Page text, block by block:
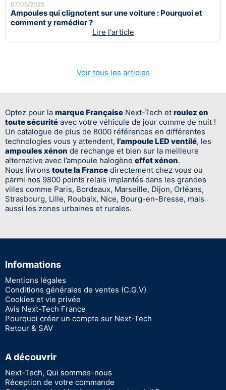
07/05/2025
Ampoules qui clignotent sur une voiture : Pourquoi et
comment y remédier ?
Lire l'article
Voir tous les articles
Optez pour la marque Française Next-Tech et roulez en
toute sécurité avec votre véhicule de jour comme de nuit !
Un catalogue de plus de 8000 références en différentes
technologies vous y attendent, l’ampoule LED ventilé, les
ampoules xénon de rechange et bien sur la meilleure
alternative avec l’ampoule halogène effet xénon.
Nous livrons toute la France directement chez vous ou
parmi nos 9800 points relais implantés dans les grandes
villes comme Paris, Bordeaux, Marseille, Dijon, Orléans,
Strasbourg, Lille, Roubaix, Nice, Bourg-en-Bresse, mais
aussi les zones urbaines et rurales.
Informations
Mentions légales
Conditions générales de ventes (C.G.V)
Cookies et vie privée
Avis Next-Tech France
Pourquoi créer un compte sur Next-Tech
Retour & SAV
A découvrir
Next-Tech, Qui sommes-nous
Réception de votre commande